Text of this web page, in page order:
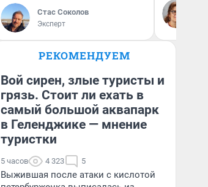
Стас Соколов
Эксперт
РЕКОМЕНДУЕМ
Вой сирен, злые туристы и
грязь. Стоит ли ехать в
самый большой аквапарк
в Геленджике — мнение
туристки
5 часов 4 323 5
Выжившая после атаки с кислотой